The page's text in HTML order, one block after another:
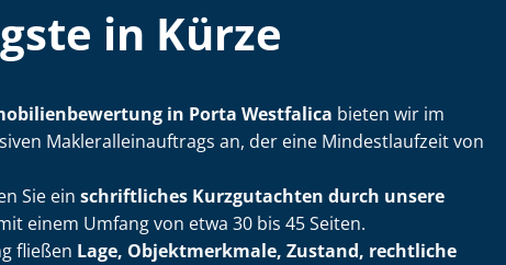
in Kürze
in Porta Westfalica bieten wir im
Mak­le­r­al­lein­auf­trags an, der eine Mindestlaufzeit von
Sie ein schriftliches Kurzgutachten durch unsere
einem Umfang von etwa 30 bis 45 Seiten.
fließen Lage, Objektmerkmale, Zustand, rechtliche